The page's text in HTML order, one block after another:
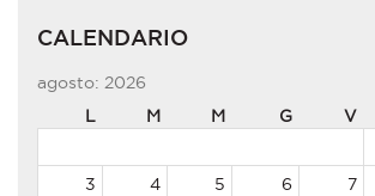
CALENDARIO
agosto: 2026
L
M M G V
3
4 5 6 7